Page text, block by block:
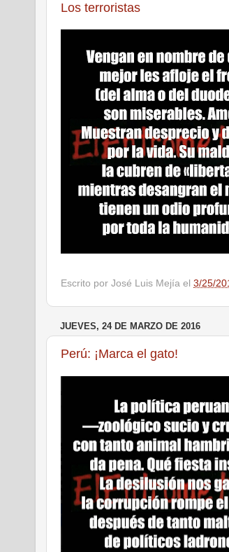
Los terroristas
Escrito por José Luis Mejía el 3/25/
JUEVES, 24 DE MARZO DE 2016
Perú: ¡Marca el gato!